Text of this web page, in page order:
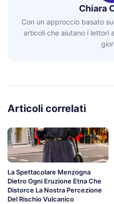
Chiara
Con un approccio basato
articoli che aiutano i lettori
Articoli correlati
La Spettacolare Menzogna
Dietro Ogni Eruzione Etna Che
Distorce La Nostra Percezione
Del Rischio Vulcanico